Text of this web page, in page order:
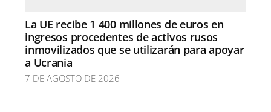
La UE recibe 1 400 millones de euros en
ingresos procedentes de activos rusos
inmovilizados que se utilizarán para apoyar
a Ucrania
7 DE AGOSTO DE 2026